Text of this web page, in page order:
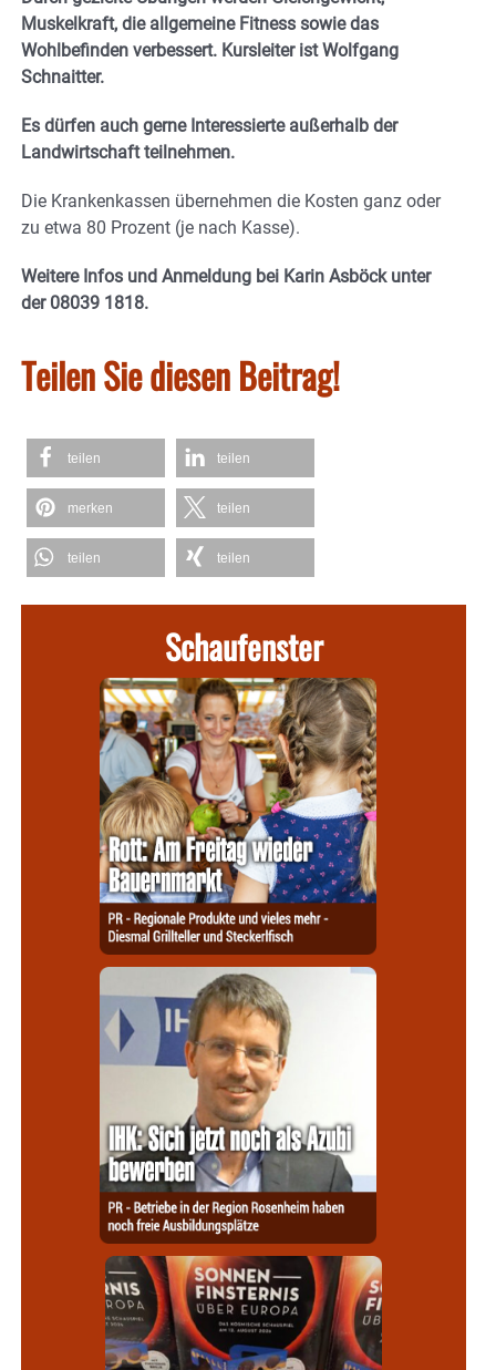
Muskelkraft, die allgemeine Fitness sowie das
Wohlbefinden verbessert. Kursleiter ist Wolfgang
Schnaitter.
Es dürfen auch gerne Interessierte außerhalb der
Landwirtschaft teilnehmen.
Die Krankenkassen übernehmen die Kosten ganz oder
zu etwa 80 Prozent (je nach Kasse).
Weitere Infos und Anmeldung bei Karin Asböck unter
der 08039 1818.
Teilen Sie diesen Beitrag!
teilen teilen
merken teilen
teilen teilen
Schaufenster